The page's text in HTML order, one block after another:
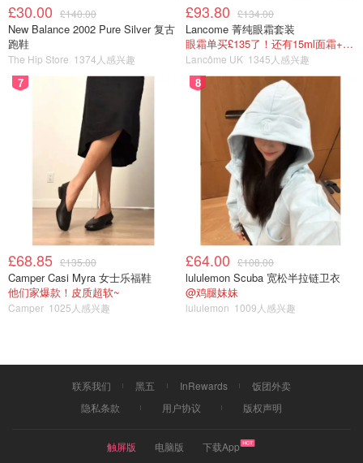
£30.00 £140.00
New Balance 2002 Pure Silver 复古
跑鞋
The Hip Store 1374人感兴趣
£93.80 £134.00
Lancome 菁纯眼霜套装
眼霜单买£135了！还有15ml面霜+5ml精华~！
Lancôme UK 1345人感兴趣
7
£68.85 £135.00
Camper Casi Myra 女士乐福鞋
他们家爆款！皮质超软~
Camper 1025人感兴趣
8
£64.00 £108.00
lululemon Scuba 宽松半拉链卫衣
@鸡腿妹妹
lululemon 1009人感兴趣
联系我们 黑五 InRewards
饭团外卖
隐私条款
用户协议 版权声明
触屏版 电脑版
下载App